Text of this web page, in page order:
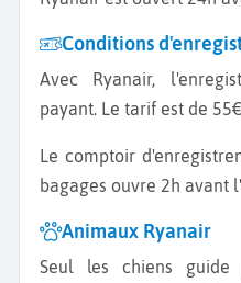
Conditions
Avec Ryanair, l'enregistrement à l'aéroport est
payant. Le tarif est de
Le comptoir d'enregistrement Ryanair et de dépose
bagages ouvre 2h avant
Animaux Ryanair
Seul les chiens guide pour les personnes non